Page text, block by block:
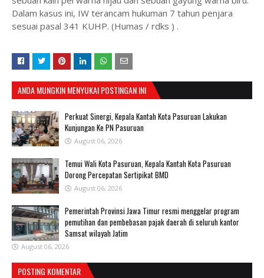
Dalam kasus ini, IW terancam hukuman 7 tahun penjara
sesuai pasal 341 KUHP. (Humas / rdks ) .
ANDA MUNGKIN MENYUKAI POSTINGAN INI
Perkuat Sinergi, Kepala Kantah Kota Pasuruan Lakukan
Kunjungan Ke PN Pasuruan
August 06, 2026
Temui Wali Kota Pasuruan, Kepala Kantah Kota Pasuruan
Dorong Percepatan Sertipikat BMD
August 06, 2026
Pemerintah Provinsi Jawa Timur resmi menggelar program
pemutihan dan pembebasan pajak daerah di seluruh kantor
Samsat wilayah Jatim
August 06, 2026
POSTING KOMENTAR